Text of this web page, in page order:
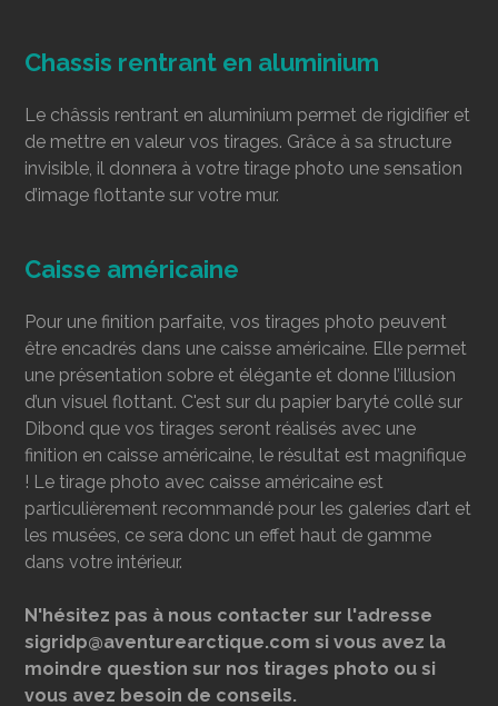
Chassis rentrant en aluminium
Le châssis rentrant en aluminium permet de rigidifier et
de mettre en valeur vos tirages. Grâce à sa structure
invisible, il donnera à votre tirage photo une sensation
d’image flottante sur votre mur.
Caisse américaine
Pour une finition parfaite, vos tirages photo peuvent
être encadrés dans une caisse américaine. Elle permet
une présentation sobre et élégante et donne l’illusion
d’un visuel flottant. C'est sur du papier baryté collé sur
Dibond que vos tirages seront réalisés avec une
finition en caisse américaine, le résultat est magnifique
! Le tirage photo avec caisse américaine est
particulièrement recommandé pour les galeries d’art et
les musées, ce sera donc un effet haut de gamme
dans votre intérieur.
N'hésitez pas à nous contacter sur l'adresse
sigridp@aventurearctique.com si vous avez la
moindre question sur nos tirages photo ou si
vous avez besoin de conseils.